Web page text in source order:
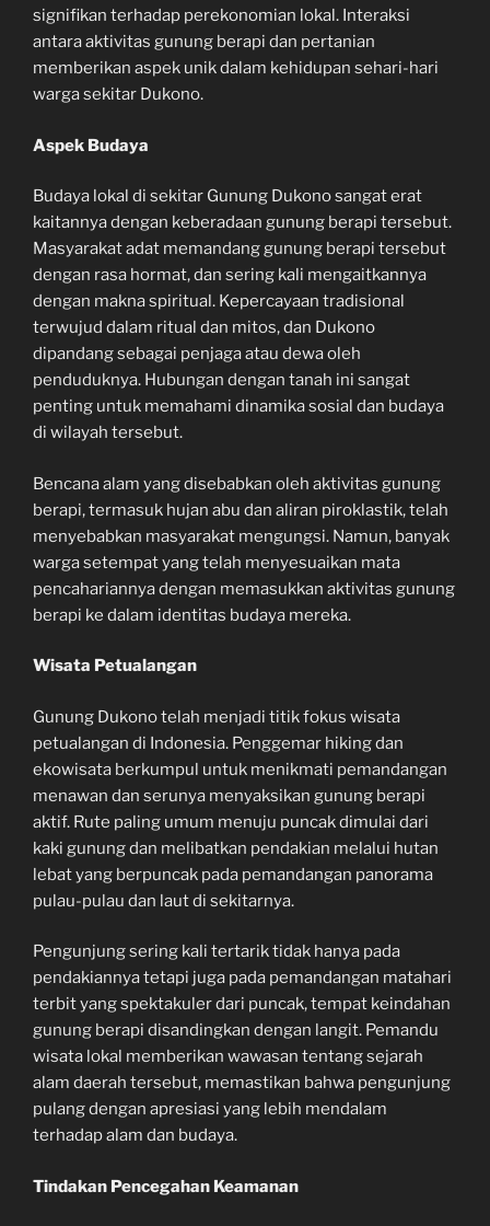
signifikan terhadap perekonomian lokal. Interaksi
antara aktivitas gunung berapi dan pertanian
memberikan aspek unik dalam kehidupan sehari-hari
warga sekitar Dukono.
Aspek Budaya
Budaya lokal di sekitar Gunung Dukono sangat erat
kaitannya dengan keberadaan gunung berapi tersebut.
Masyarakat adat memandang gunung berapi tersebut
dengan rasa hormat, dan sering kali mengaitkannya
dengan makna spiritual. Kepercayaan tradisional
terwujud dalam ritual dan mitos, dan Dukono
dipandang sebagai penjaga atau dewa oleh
penduduknya. Hubungan dengan tanah ini sangat
penting untuk memahami dinamika sosial dan budaya
di wilayah tersebut.
Bencana alam yang disebabkan oleh aktivitas gunung
berapi, termasuk hujan abu dan aliran piroklastik, telah
menyebabkan masyarakat mengungsi. Namun, banyak
warga setempat yang telah menyesuaikan mata
pencahariannya dengan memasukkan aktivitas gunung
berapi ke dalam identitas budaya mereka.
Wisata Petualangan
Gunung Dukono telah menjadi titik fokus wisata
petualangan di Indonesia. Penggemar hiking dan
ekowisata berkumpul untuk menikmati pemandangan
menawan dan serunya menyaksikan gunung berapi
aktif. Rute paling umum menuju puncak dimulai dari
kaki gunung dan melibatkan pendakian melalui hutan
lebat yang berpuncak pada pemandangan panorama
pulau-pulau dan laut di sekitarnya.
Pengunjung sering kali tertarik tidak hanya pada
pendakiannya tetapi juga pada pemandangan matahari
terbit yang spektakuler dari puncak, tempat keindahan
gunung berapi disandingkan dengan langit. Pemandu
wisata lokal memberikan wawasan tentang sejarah
alam daerah tersebut, memastikan bahwa pengunjung
pulang dengan apresiasi yang lebih mendalam
terhadap alam dan budaya.
Tindakan Pencegahan Keamanan